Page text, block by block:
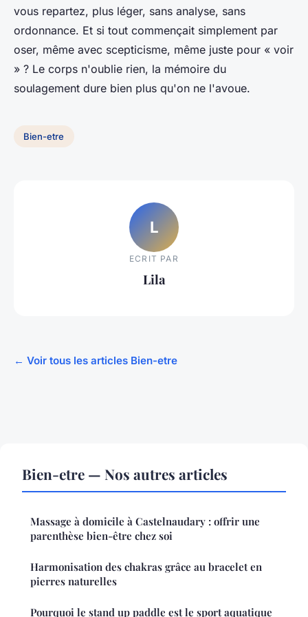
vous repartez, plus léger, sans analyse, sans
ordonnance. Et si tout commençait simplement par
oser, même avec scepticisme, même juste pour « voir
» ? Le corps n'oublie rien, la mémoire du
soulagement dure bien plus qu'on ne l'avoue.
Bien-etre
L
ECRIT PAR
Lila
← Voir tous les articles Bien-etre
Bien-etre — Nos autres articles
Massage à domicile à Castelnaudary : offrir une
parenthèse bien-être chez soi
Harmonisation des chakras grâce au bracelet en
pierres naturelles
Pourquoi le stand up paddle est le sport aquatique